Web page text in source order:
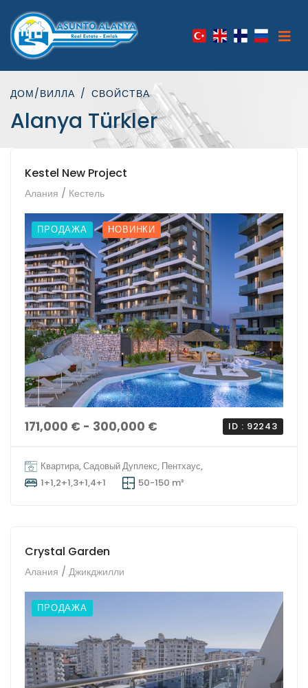
ДОМ/ВИЛЛА СВОЙСТВА
Alanya Türkler
Kestel New Project
Алания / Кестель
ПРОДАЖА НОВИНКИ
171,000 € - 300,000 € ID : 92243
Квартира, Садовый Дуплекс, Пентхаус,
1+1,2+1,3+1,4+1
50-150 m²
Crystal Garden
Алания / Джикджилли
ПРОДАЖА